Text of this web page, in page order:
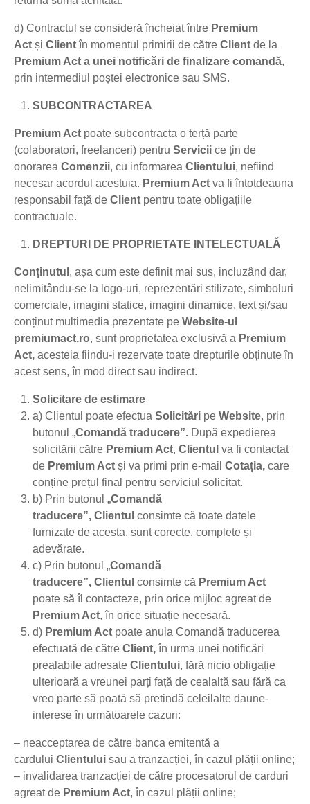
d) Contractul se consideră încheiat între Premium
Act și Clientîn momentul primirii de către Client de la
Premium Act a unei notificări de finalizare comandă,
prin intermediul poștei electronice sau SMS.
SUBCONTRACTAREA
Premium Act poate subcontracta o terță parte
(colaboratori, freelanceri) pentru Servicii ce țin de
onorarea Comenzii, cu informarea Clientului, nefiind
necesar acordul acestuia. Premium Act va fi întotdeauna
responsabil față de Client pentru toate obligațiile
contractuale.
DREPTURI DE PROPRIETATE INTELECTUALĂ
Conținutul , așa cum este definit mai sus, incluzând dar,
nelimitându-se la logo-uri, reprezentări stilizate, simboluri
comerciale, imagini statice, imagini dinamice, text și/sau
conținut multimedia prezentate pe Website-ul
premiumact.ro, sunt proprietatea exclusivă a Premium
Act, acesteia fiindu-i rezervate toate drepturile obținute în
acest sens, în mod direct sau indirect.
Solicitare de estimare
a) Clientul poate efectuaSolicitări peWebsite, prin
butonul „Comandă traducere”. După expedierea
solicitării către Premium Act,Clientul va fi contactat
de Premium Act și va primi prin e-mailCotația, care
conține prețul final pentru serviciul solicitat.
b) Prin butonul „Comandă
traducere”, Clientul consimte că toate datele
furnizate de acesta, sunt corecte, complete și
adevărate.
c) Prin butonul „Comandă
traducere”, Clientul consimte că Premium Act
poate să îl contacteze, prin orice mijloc agreat de
Premium Act, în orice situație necesară.
d) Premium Act poate anula Comandă traducerea
efectuată de cătreClient,în urma unei notificări
prealabile adresateClientului, fără nicio obligație
ulterioară a vreunei parți față de cealaltă sau fără ca
vreo parte să poată să pretindă celeilalte daune-
interese în următoarele cazuri:
– neacceptarea de către banca emitentă a
cardului Clientului sau a tranzacției, în cazul plății online;
– invalidarea tranzacției de către procesatorul de carduri
agreat de Premium Act, în cazul plății online;